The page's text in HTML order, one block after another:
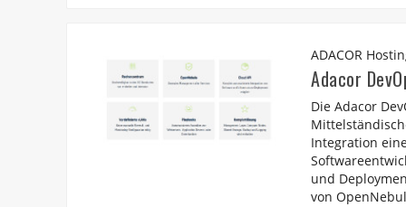
ADACOR
Adacor
Die Adacor
Integration
und
von